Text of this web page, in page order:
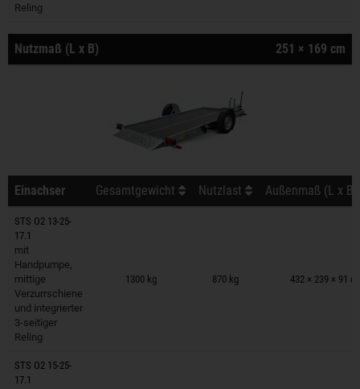
Reling
Nutzmaß (L x B) 251 × 169 cm
Einachser Gesamtgewicht Nutzlast Außenmaß (L x B
STS O2 13-25-
17.1
mit
Handpumpe,
mittige
Verzurrschiene
und integrierter
3-seitiger
Reling
1300 kg 870 kg 432 × 239 × 91
Anhänger auf Merkzettel
STS O2 15-25-
17.1